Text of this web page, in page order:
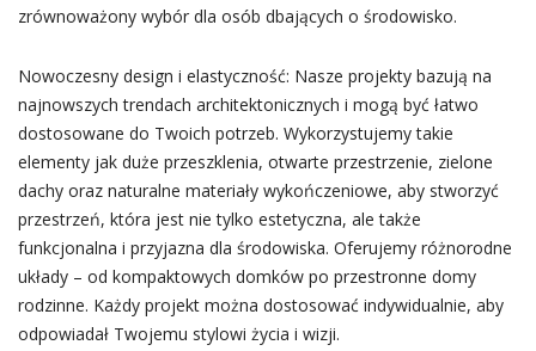
zrównoważony wybór dla osób dbających o środowisko.
Nowoczesny design i elastyczność: Nasze projekty bazują na
najnowszych trendach architektonicznych i mogą być łatwo
dostosowane do Twoich potrzeb. Wykorzystujemy takie
elementy jak duże przeszklenia, otwarte przestrzenie, zielone
dachy oraz naturalne materiały wykończeniowe, aby stworzyć
przestrzeń, która jest nie tylko estetyczna, ale także
funkcjonalna i przyjazna dla środowiska. Oferujemy różnorodne
układy – od kompaktowych domków po przestronne domy
rodzinne. Każdy projekt można dostosować indywidualnie, aby
odpowiadał Twojemu stylowi życia i wizji.